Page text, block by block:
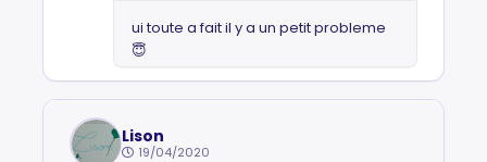
ui toute a fait il y a un petit probleme
😇
Lison
19/04/2020